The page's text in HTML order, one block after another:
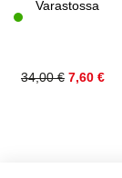
Varastossa
34,00€
Alkuperäinen
7,60 €
Nykyinen